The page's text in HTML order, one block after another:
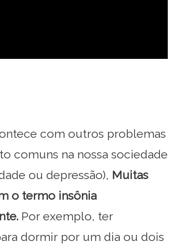
com outros problemas
comuns na nossa sociedade
ou depressão), Muitas
o termo insônia
Por exemplo, ter
dormir por um dia ou dois